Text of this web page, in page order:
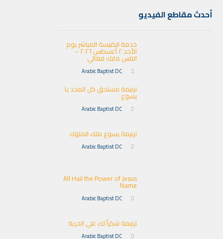
أحدث مقاطع الفيديو
خدمة الكنيسة المباشر يوم
الأحد ٢ أغسطس ٢٠٢٦ –
القس مايك فغالي
Arabic Baptist DC
ترنيمة مستحق كل المجد يا
يسوع
Arabic Baptist DC
ترنيمة يسوع ملك الملوك
Arabic Baptist DC
All Hail the Power of Jesus
Name
Arabic Baptist DC
ترنيمة شكراً لك علي الحرية
Arabic Baptist DC